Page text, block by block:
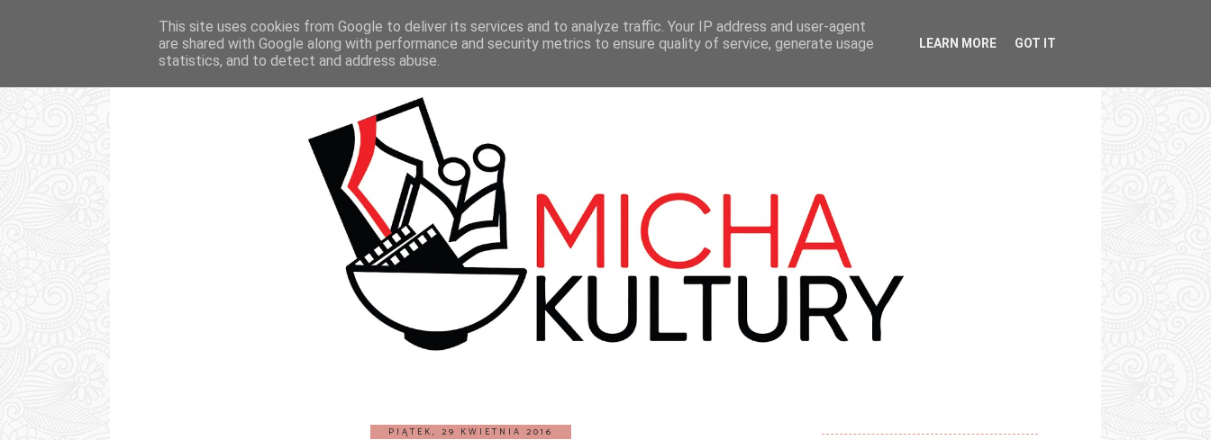
STRONA GŁÓWNA KSIĄŻKI FILMY TEATR SERIALE 100 BBC KONTAKT
PIĄTEK, 29 KWIETNIA 2016
This site uses cookies from Google to deliver its services and to analyze traffic. Your IP address and user-agent
are shared with Google along with performance and security metrics to ensure quality of service, generate usage
statistics, and to detect and address abuse.
LEARN MORE GOT IT